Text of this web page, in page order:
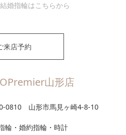
婚指輪はこちらから
来店予約
山形店
0810 山形市馬見ヶ崎4-8-10
輪・婚約指輪・時計